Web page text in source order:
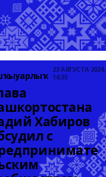
23 АВГУСТА 2024,
16:35
Хабиров
с